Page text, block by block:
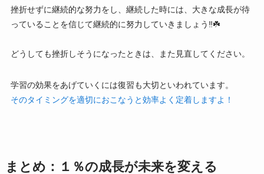
挫折せずに継続的な努力をし、継続した時には、大きな成長が待
っていることを信じて継続的に努力していきましょう‼️☘️
どうしても挫折しそうになったときは、また見直してください。
学習の効果をあげていくには復習も大切といわれています。
そのタイミングを適切におこなうと効率よく定着しますよ！
まとめ：１％の成長が未来を変える